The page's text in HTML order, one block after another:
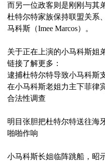
而另一位政客则是刚刚与其
杜特尔特家族保持联盟关系
马科斯（Imee Marcos）。
关于正在上演的小马科斯姐
链接了解更多：
逮捕杜特尔特导致小马科斯
在小马科斯老姐力主下菲律
合法性调查
明目张胆把杜特尔特送往
啪啪作响
小马科斯长姐临阵跳船，昭